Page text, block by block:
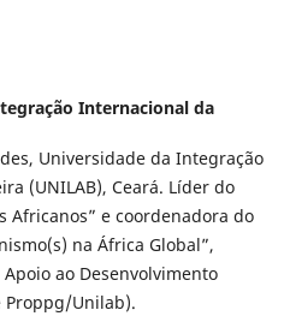
Internacional da
Universidade da Integração
(UNILAB), Ceará. Líder do
Africanos” e coordenadora do
na África Global”,
ao Desenvolvimento
Proppg/Unilab).